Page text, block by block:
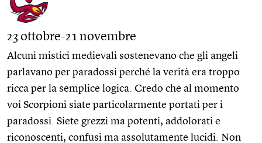
23 ottobre-21 novembre
Alcuni mistici medievali sostenevano che gli angeli
parlavano per paradossi perché la verità era troppo
ricca per la semplice logica. Credo che al momento
voi Scorpioni siate particolarmente portati per i
paradossi. Siete grezzi ma potenti, addolorati e
riconoscenti, confusi ma assolutamente lucidi. Non